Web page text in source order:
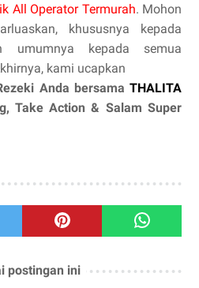
All Operator Termurah. Mohon
khususnya kepada
umumnya kepada semua
kami ucapkan
Anda bersama THALITA
Take Action & Salam Super
postingan ini